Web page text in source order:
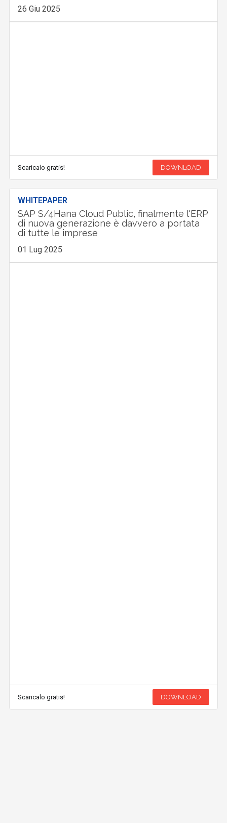
26 Giu 2025
Scaricalo gratis! DOWNLOAD
WHITEPAPER
SAP S/4Hana Cloud Public, finalmente l'ERP
di nuova generazione è davvero a portata
di tutte le imprese
01 Lug 2025
Scaricalo gratis! DOWNLOAD